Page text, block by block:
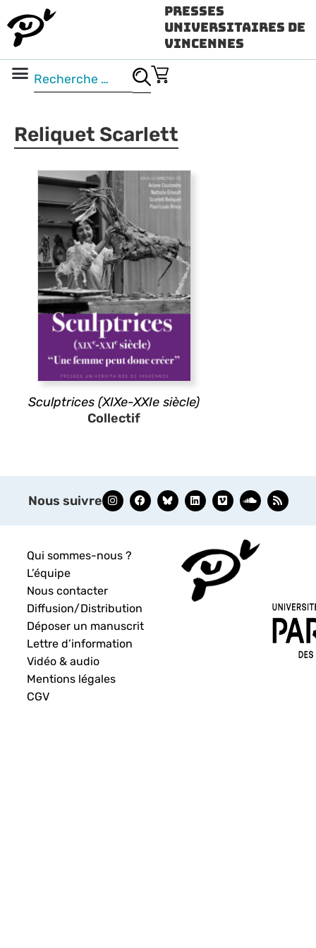
Presses
Universitaires de
Vincennes
Reliquet Scarlett
Sculptrices (XIXe-XXIe siècle)
Collectif
Nous suivre
Qui sommes-nous ?
L’équipe
Nous contacter
Diffusion/Distribution
Déposer un manuscrit
Lettre d’information
Vidéo & audio
Mentions légales
CGV